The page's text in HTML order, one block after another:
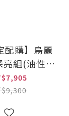
配購】烏麗
亮組(油性頭
合) 原價
元